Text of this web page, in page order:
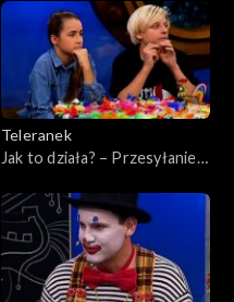
Teleranek
Jak to działa? – Przesyłanie